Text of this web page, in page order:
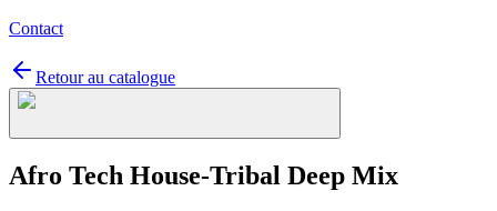
Contact
Retour au catalogue
Afro Tech House-Tribal Deep Mix